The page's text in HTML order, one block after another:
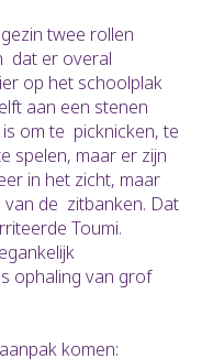
twee rollen
dat er overal
op het schoolplak
aan een stenen
om te picknicken, te
spelen, maar er zijn
in het zicht, maar
de zitbanken. Dat
Toumi.
ophaling van grof
komen: